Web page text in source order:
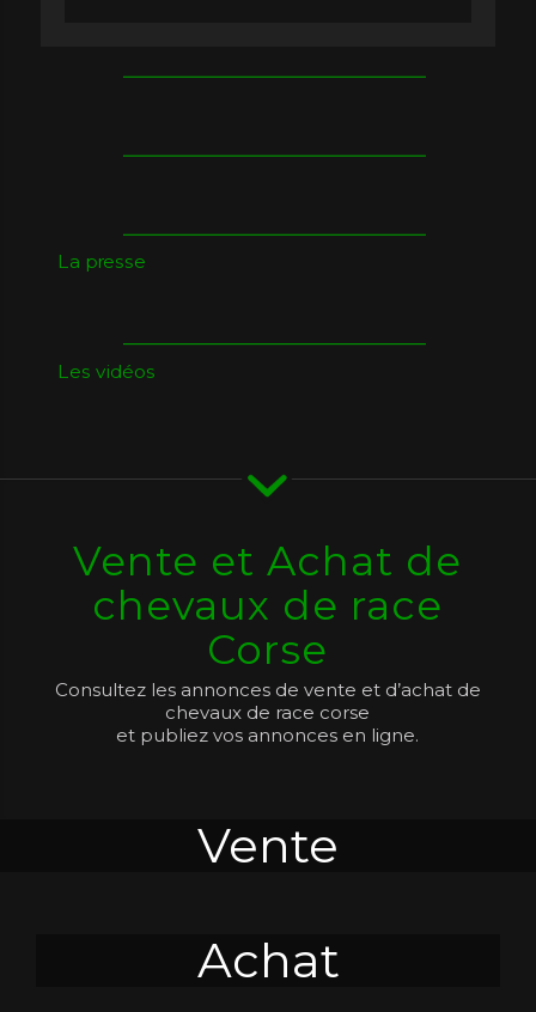
La presse
Les vidéos
Vente et Achat de
chevaux de race
Corse
Consultez les annonces de vente et d’achat de
chevaux de race corse
et publiez vos annonces en ligne.
Vente
Achat